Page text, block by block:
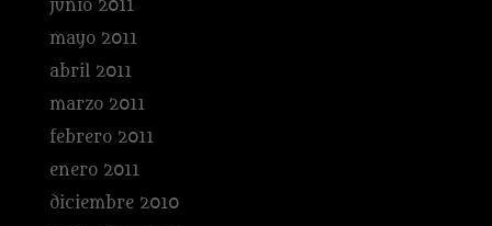
junio 2011
mayo 2011
abril 2011
marzo 2011
febrero 2011
enero 2011
diciembre 2010